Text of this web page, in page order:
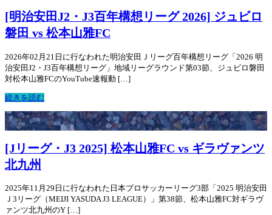
[明治安田J2・J3百年構想リーグ 2026] ジュビロ
磐田 vs 松本山雅FC
2026年02月21日に行なわれた明治安田Ｊリーグ百年構想リーグ「2026 明
治安田J2・J3百年構想リーグ」地域リーグラウンド第03節、ジュビロ磐田
対松本山雅FCのYouTube速報動 […]
続きを読む
[Jリーグ・J3 2025] 松本山雅FC vs ギラヴァンツ
北九州
2025年11月29日に行なわれた日本プロサッカーリーグ3部「2025 明治安田
Ｊ3リーグ（MEIJI YASUDA J3 LEAGUE）」第38節、松本山雅FC対ギラヴ
ァンツ北九州のY […]